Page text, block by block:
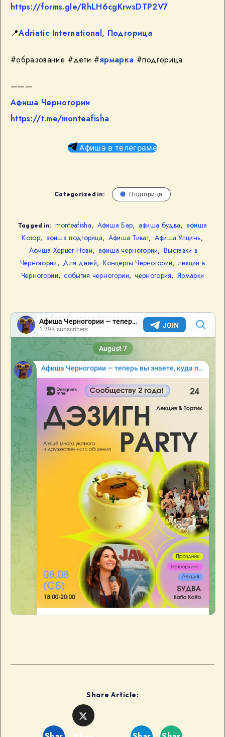
https://forms.gle/RhLH6cgKrwsDTP2V7
📍Adriatic International, Подгорица
#образование #дети #ярмарка #подгорица
———
Афиша Черногории
https://t.me/monteafisha
Афиша в телеграме
Categorized in: Подгорица
Tagged in: monteafisha, Афиша Бар, афиша будва, афиша
Котор, афиша подгорица, Афиша Тиват, Афиша Улцинь,
Афиша Херцег-Нови, афиша черногории, Выставки в
Черногории, Для детей, Концерты Черногории, лекции в
Черногории, события черногории, черногория, Ярмарки
Share Article: